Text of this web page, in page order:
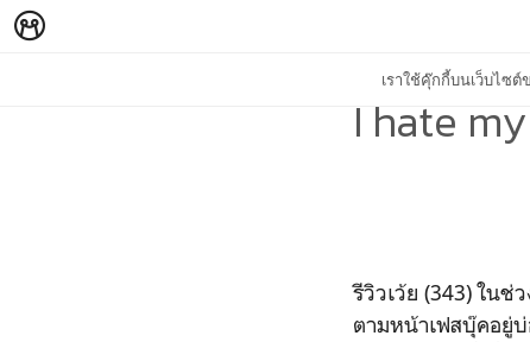
เราใช้คุ๊กกี้บนเว็บไซ
I hate
รีวิวเว้ย (343) ในช่
ตามหน้าเฟสบุ๊คอยู่